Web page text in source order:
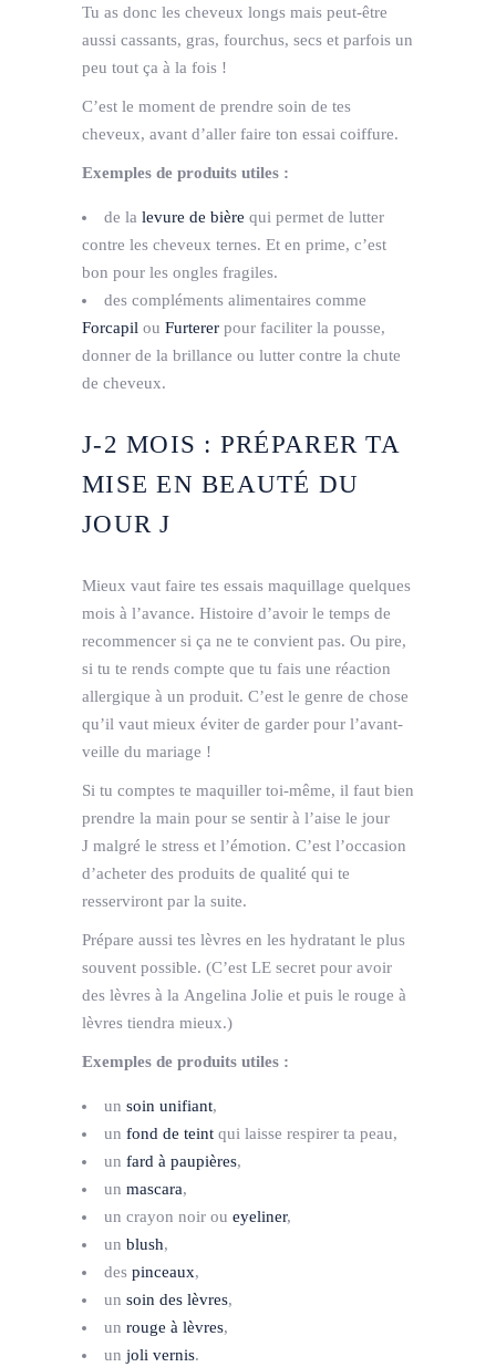
Tu as donc les cheveux longs mais peut­-être
aussi cassants, gras, fourchus, secs et parfois un
peu tout ça à la fois !
C’est le moment de prendre soin de tes
cheveux, avant d’aller faire ton essai coiffure.
Exemples de produits utiles :
­de la levure de bière qui permet de lutter
contre les cheveux ternes. Et en prime, c’est
bon pour les ongles fragiles.
des compléments alimentaires comme
Forcapil ou Furterer pour faciliter la pousse,
donner de la brillance ou lutter contre la chute
de cheveux.
J­-2 MOIS : PRÉPARER TA
MISE EN BEAUTÉ DU
JOUR J
Mieux vaut faire tes essais maquillage quelques
mois à l’avance. Histoire d’avoir le temps de
recommencer si ça ne te convient pas. Ou pire,
si tu te rends compte que tu fais une réaction
allergique à un produit. C’est le genre de chose
qu’il vaut mieux éviter de garder pour l’avant-
veille du mariage !
Si tu comptes te maquiller toi­-même, il faut bien
prendre la main pour se sentir à l’aise le jour
J malgré le stress et l’émotion. C’est l’occasion
d’acheter des produits de qualité qui te
resserviront par la suite.
Prépare aussi tes lèvres en les hydratant le plus
souvent possible. (C’est LE secret pour avoir
des lèvres à la Angelina Jolie et puis le rouge à
lèvres tiendra mieux.)
Exemples de produits utiles :
un soin unifiant,
un fond de teint qui laisse respirer ta peau,
un fard à paupières,
un mascara,
un crayon noir ou eyeliner,
un blush,
des pinceaux,
un soin des lèvres,
un rouge à lèvres,
un joli vernis.